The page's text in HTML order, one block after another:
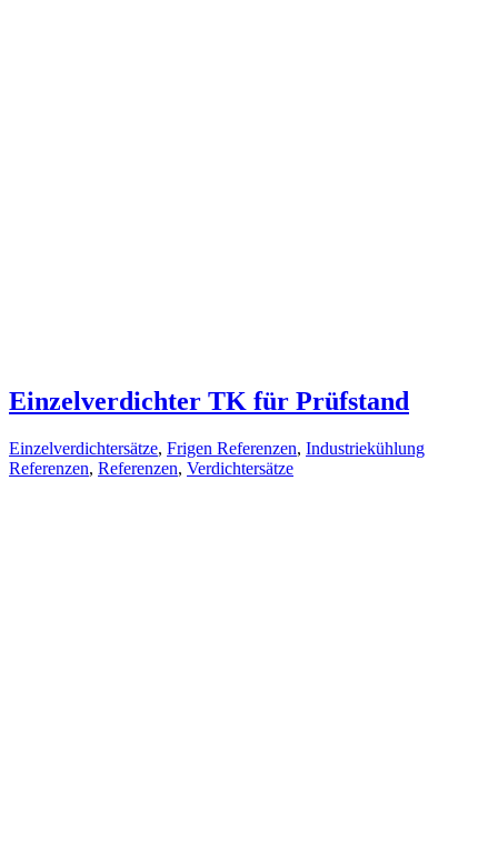
Einzelverdichter TK für Prüfstand
Einzelverdichtersätze, Frigen Referenzen, Industriekühlung
Referenzen, Referenzen, Verdichtersätze